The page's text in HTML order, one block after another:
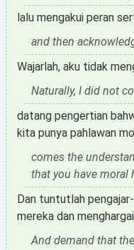
lalu mengakui peran
and then
Wajarlah, aku tidak
Naturally, I did not
datang pengertian
kita punya pahlawan
comes the
that you have moral
Dan tuntutlah
mereka dan
And demand that